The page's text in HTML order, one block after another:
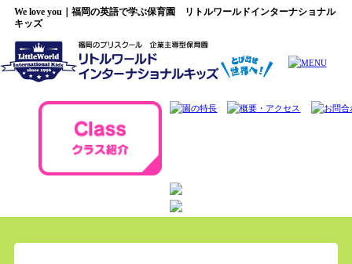
We love you｜福岡の英語で学ぶ保育園 リトルワールドインターナショナル
キッズ